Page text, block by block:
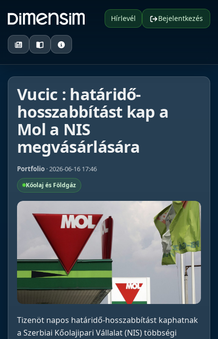
Hírlevél Bejelentkezés
Vucic : határidő-
hosszabbítást kap a
Mol a NIS
megvásárlására
Portfolio · 2026-06-16 17:46
Kőolaj és Földgáz
Tizenöt napos határidő-hosszabbítást kaphatnak
a Szerbiai Kőolajipari Vállalat (NIS) többségi